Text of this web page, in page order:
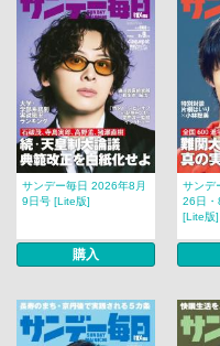
サンデー毎日 2026年8月
9日号 [Lite版]
購入
サンデ
26日・
[Lite版]